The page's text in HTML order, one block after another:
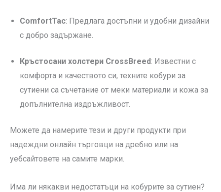
ComfortTac: Предлага достъпни и удобни дизайни
с добро задържане.
Кръстосани холстери CrossBreed: Известни с
комфорта и качеството си, техните кобури за
сутиени са съчетание от меки материали и кожа за
допълнителна издръжливост.
Можете да намерите тези и други продукти при
надеждни онлайн търговци на дребно или на
уебсайтовете на самите марки.
Има ли някакви недостатъци на кобурите за сутиен?